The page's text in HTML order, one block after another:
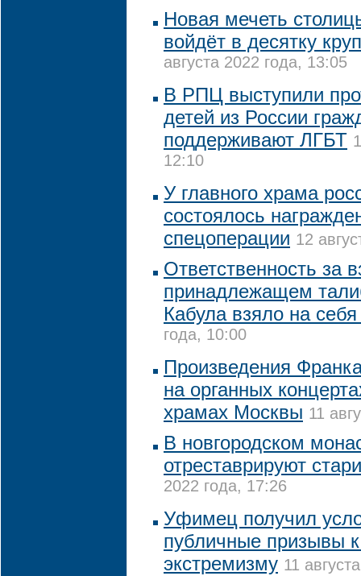
Новая мечеть
войдёт в десятку
августа 2022 года, 13:05
В РПЦ выступили
детей из России
поддерживают ЛГБТ
12:10
У главного храма
состоялось
спецоперации 12
Ответственность за
принадлежащем
Кабула взяло на
года, 10:00
Произведения
на органных
храмах Москвы 11
В новгородском
отреставрируют
2022 года, 17:26
Уфимец получил
публичные призывы
экстремизму 11